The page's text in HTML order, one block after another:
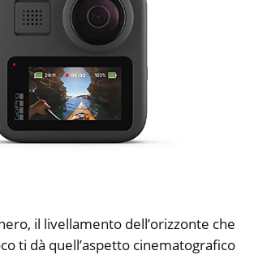
il livellamento dell’orizzonte che
ti dà quell’aspetto cinematografico